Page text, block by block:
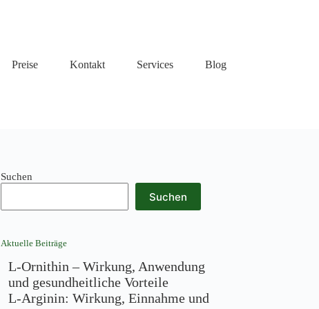
Preise Kontakt Services Blog
Suchen
Suchen
Aktuelle Beiträge
L-Ornithin – Wirkung, Anwendung
und gesundheitliche Vorteile
L-Arginin: Wirkung, Einnahme und